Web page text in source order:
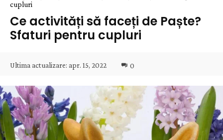
cupluri
Ce activități să faceți de Paște?
Sfaturi pentru cupluri
Ultima actualizare: apr. 15, 2022 0